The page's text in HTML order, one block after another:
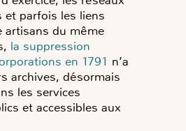
et parfois les liens
artisans du même
la suppression
en 1791 n’a
archives, désormais
les services
et accessibles aux